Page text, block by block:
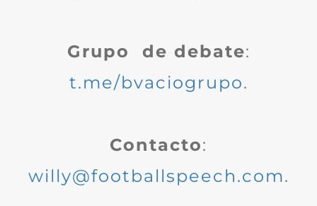
Grupo de debate:
t.me/bvaciogrupo.
Contacto:
willy@footballspeech.com.